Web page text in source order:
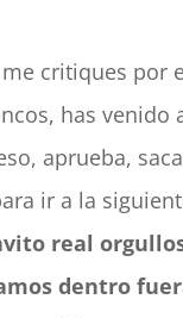
me critiques por
has venido
aprueba,
ir a la
real
dentro